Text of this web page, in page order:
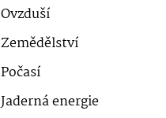
Ovzduší
Zemědělství
Počasí
Jaderná energie